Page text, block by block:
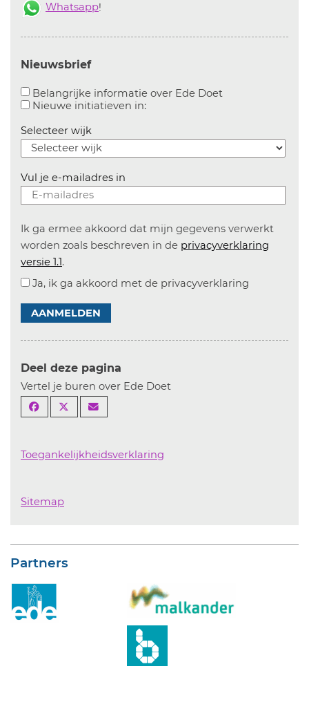
Whatsapp!
Nieuwsbrief
Belangrijke informatie over Ede Doet
Nieuwe initiatieven in:Aanvinken om informatie over
Selecteer wijk
Vul je e-mailadres in
Ik ga ermee akkoord dat mijn gegevens verwerkt
worden zoals beschreven in de privacyverklaring
versie 1.1.
Ja, ik ga akkoord met de privacyverklaring
AANMELDEN
Deel deze pagina
Vertel je buren over Ede Doet
Toegankelijkheidsverklaring
Sitemap
Partners